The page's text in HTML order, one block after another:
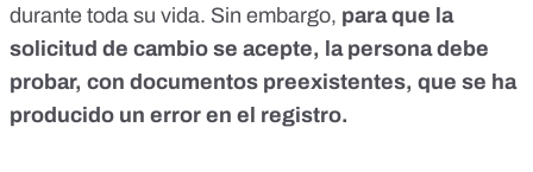
durante toda su vida. Sin embargo, para que la
solicitud de cambio se acepte, la persona debe
probar, con documentos preexistentes, que se ha
producido un error en el registro.